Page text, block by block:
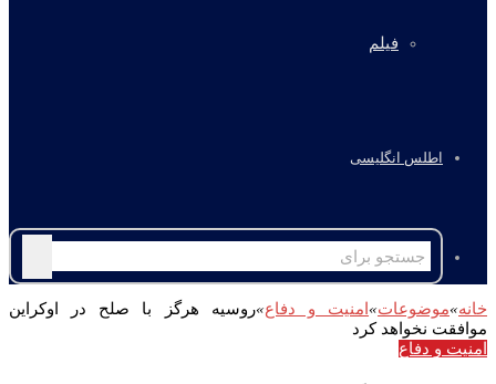
فیلم
اطلس انگلیسی
برای
خانه»موضوعات»امنیت و دفاع»روسیه هرگز با صلح در اوکراین
موافقت نخواهد کرد
امنیت و دفاع